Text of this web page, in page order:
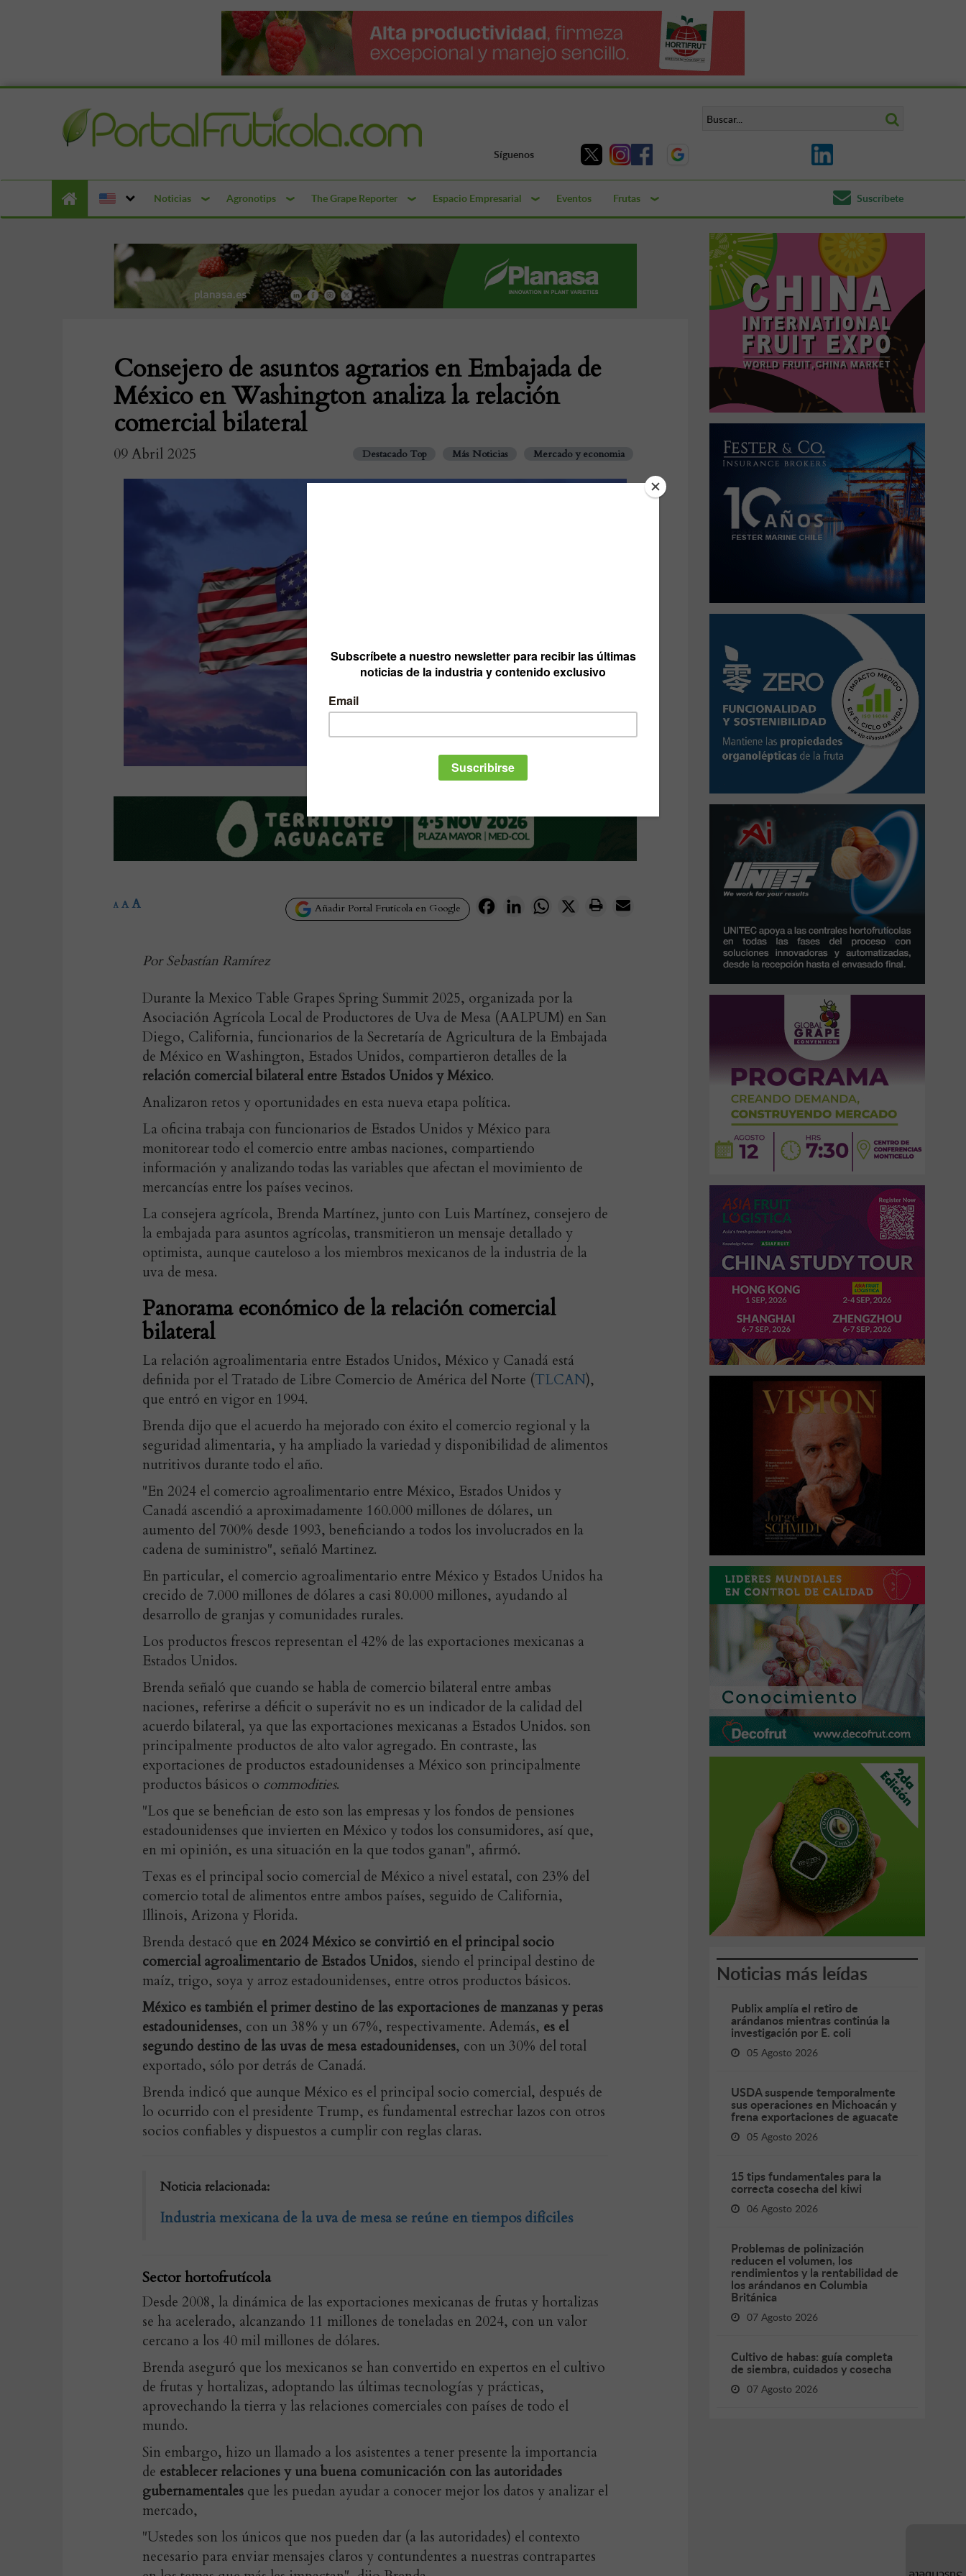
Síguenos
Noticias Agronotips The Grape Reporter Espacio Empresarial Eventos Frutas Suscríbete
Consejero de asuntos agrarios en Embajada de
México en Washington analiza la relación
comercial bilateral
09 Abril 2025 Destacado Top Más Noticias Mercado y economia
Añadir Portal Frutícola en Google FacebookLinkedInWhatsApp
X
A A A
Por Sebastían Ramírez
Durante la Mexico Table Grapes Spring Summit 2025, organizada por la
Asociación Agrícola Local de Productores de Uva de Mesa (AALPUM) en San
Diego, California, funcionarios de la Secretaría de Agricultura de la Embajada
de México en Washington, Estados Unidos, compartieron detalles de la
relación comercial bilateral entre Estados Unidos y México.
Analizaron retos y oportunidades en esta nueva etapa política.
La oficina trabaja con funcionarios de Estados Unidos y México para
monitorear todo el comercio entre ambas naciones, compartiendo
información y analizando todas las variables que afectan el movimiento de
mercancías entre los países vecinos.
La consejera agrícola, Brenda Martínez, junto con Luis Martínez, consejero de
la embajada para asuntos agrícolas, transmitieron un mensaje detallado y
optimista, aunque cauteloso a los miembros mexicanos de la industria de la
uva de mesa.
Panorama económico de la relación comercial
bilateral
La relación agroalimentaria entre Estados Unidos, México y Canadá está
definida por el Tratado de Libre Comercio de América del Norte (TLCAN),
que entró en vigor en 1994.
Brenda dijo que el acuerdo ha mejorado con éxito el comercio regional y la
seguridad alimentaria, y ha ampliado la variedad y disponibilidad de alimentos
nutritivos durante todo el año.
"En 2024 el comercio agroalimentario entre México, Estados Unidos y
Canadá ascendió a aproximadamente 160.000 millones de dólares, un
aumento del 700% desde 1993, beneficiando a todos los involucrados en la
cadena de suministro", señaló Martinez.
En particular, el comercio agroalimentario entre México y Estados Unidos ha
crecido de 7.000 millones de dólares a casi 80.000 millones, ayudando al
desarrollo de granjas y comunidades rurales.
Los productos frescos representan el 42% de las exportaciones mexicanas a
Estados Unidos.
Brenda señaló que cuando se habla de comercio bilateral entre ambas
naciones, referirse a déficit o superávit no es un indicador de la calidad del
acuerdo bilateral, ya que las exportaciones mexicanas a Estados Unidos. son
principalmente productos de alto valor agregado. En contraste, las
exportaciones de productos estadounidenses a México son principalmente
productos básicos o commodities.
"Los que se benefician de esto son las empresas y los fondos de pensiones
estadounidenses que invierten en México y todos los consumidores, así que,
en mi opinión, es una situación en la que todos ganan", afirmó.
Texas es el principal socio comercial de México a nivel estatal, con 23% del
comercio total de alimentos entre ambos países, seguido de California,
Illinois, Arizona y Florida.
Brenda destacó que en 2024 México se convirtió en el principal socio
comercial agroalimentario de Estados Unidos, siendo el principal destino de
maíz, trigo, soya y arroz estadounidenses, entre otros productos básicos.
México es también el primer destino de las exportaciones de manzanas y peras
estadounidenses, con un 38% y un 67%, respectivamente. Además, es el
segundo destino de las uvas de mesa estadounidenses, con un 30% del total
exportado, sólo por detrás de Canadá.
Brenda indicó que aunque México es el principal socio comercial, después de
lo ocurrido con el presidente Trump, es fundamental estrechar lazos con otros
socios confiables y dispuestos a cumplir con reglas claras.
Noticia relacionada:
Industria mexicana de la uva de mesa se reúne en tiempos difíciles
Sector hortofrutícola
Desde 2008, la dinámica de las exportaciones mexicanas de frutas y hortalizas
se ha acelerado, alcanzando 11 millones de toneladas en 2024, con un valor
cercano a los 40 mil millones de dólares.
Brenda aseguró que los mexicanos se han convertido en expertos en el cultivo
de frutas y hortalizas, adoptando las últimas tecnologías y prácticas,
aprovechando la tierra y las relaciones comerciales con países de todo el
mundo.
Sin embargo, hizo un llamado a los asistentes a tener presente la importancia
de establecer relaciones y una buena comunicación con las autoridades
gubernamentales que les puedan ayudar a conocer mejor los datos y analizar el
mercado,
"Ustedes son los únicos que nos pueden dar (a las autoridades) el contexto
necesario para enviar mensajes claros y contundentes a nuestras contrapartes
Noticias más leídas
Publix amplía el retiro de
arándanos mientras continúa la
investigación por E. coli
05 Agosto 2026
USDA suspende temporalmente
sus operaciones en Michoacán y
frena exportaciones de aguacate
05 Agosto 2026
15 tips fundamentales para la
correcta cosecha del kiwi
06 Agosto 2026
Problemas de polinización
reducen el volumen, los
rendimientos y la rentabilidad de
los arándanos en Columbia
Británica
07 Agosto 2026
Cultivo de habas: guía completa
de siembra, cuidados y cosecha
07 Agosto 2026